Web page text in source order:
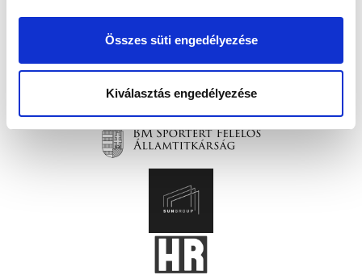
Összes süti engedélyezése
Kiválasztás engedélyezése